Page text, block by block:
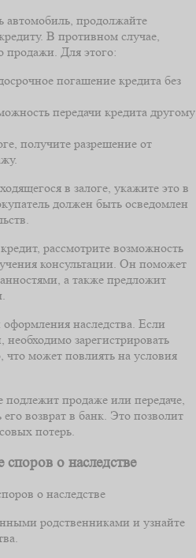
автомобиль, продолжайте
В противном случае,
продажи. Для этого:
погашение кредита без
передачи кредита другому
получите разрешение от
в залоге, укажите это в
должен быть осведомлен
рассмотрите возможность
консультации. Он поможет
а также предложит
наследства. Если
зарегистрировать
что может повлиять на условия
подлежит продаже или передаче,
возврат в банк. Это позволит
потерь.
споров о наследстве
родственниками и узнайте